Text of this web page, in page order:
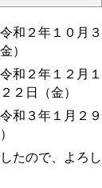
和２年１０月３
）
２年１２月１
２日（金）
和３年１月２９
たので、よろし